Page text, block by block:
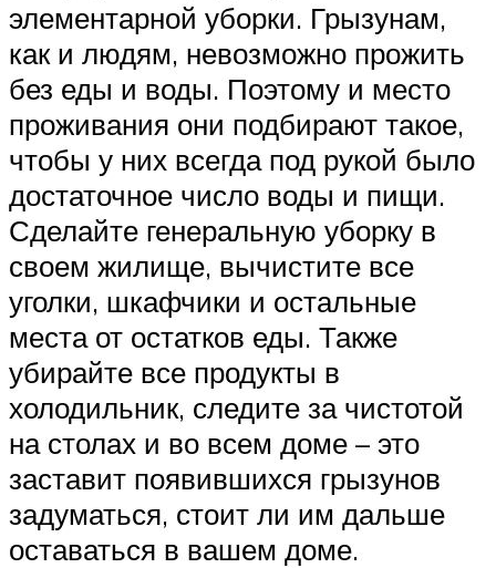
элементарной уборки. Грызунам,
как и людям, невозможно прожить
без еды и воды. Поэтому и место
проживания они подбирают такое,
чтобы у них всегда под рукой было
достаточное число воды и пищи.
Сделайте генеральную уборку в
своем жилище, вычистите все
уголки, шкафчики и остальные
места от остатков еды. Также
убирайте все продукты в
холодильник, следите за чистотой
на столах и во всем доме – это
заставит появившихся грызунов
задуматься, стоит ли им дальше
оставаться в вашем доме.